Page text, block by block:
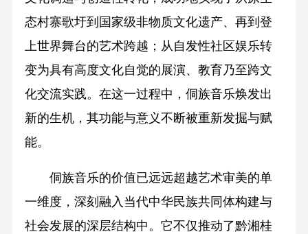
态村寨歌圩到国家级非物质文化遗产、再到登
上世界舞台的艺术跨越；从自发性社区娱乐转
变为具有高度文化自觉的展演、教育乃至跨文
化交流实践。在这一过程中，侗族音乐焕发出
新的生机，其功能与意义不断被重新发掘与赋
能。
侗族音乐的价值已远远超越艺术审美的单
一维度，深刻融入当代中华民族共同体构建与
社会发展的深层结构中。它不仅推动了黔湘桂